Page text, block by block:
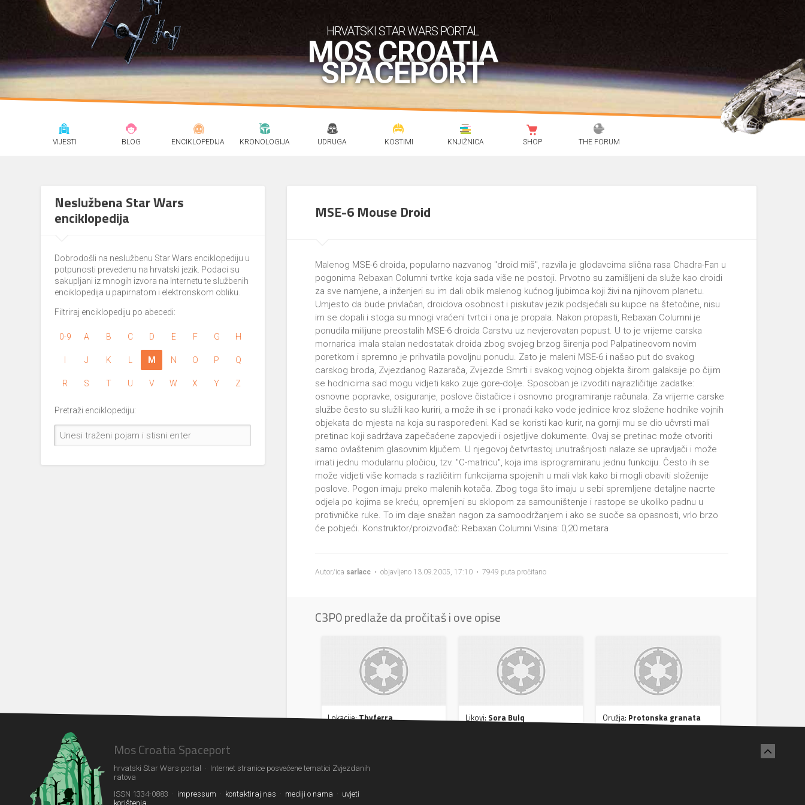
HRVATSKI STAR WARS PORTAL
MOS CROATIA
SPACEPORT
VIJESTI BLOG ENCIKLOPEDIJA KRONOLOGIJA UDRUGA KOSTIMI KNJIŽNICA SHOP THE FORUM
Neslužbena Star Wars
enciklopedija
Dobrodošli na neslužbenu Star Wars enciklopediju u
potpunosti prevedenu na hrvatski jezik. Podaci su
sakupljani iz mnogih izvora na Internetu te službenih
enciklopedija u papirnatom i elektronskom obliku.
Filtriraj enciklopediju po abecedi:
0-9 A B C D E F G H
J K M N O P Q
R S T U V W X Y Z
Pretraži enciklopediju:
MSE-6 Mouse Droid
Malenog MSE-6 droida, popularno nazvanog "droid miš", razvila je glodavcima slična rasa Chadra-Fan u
pogonima Rebaxan Columni tvrtke koja sada više ne postoji. Prvotno su zamišljeni da služe kao droidi
za sve namjene, a inženjeri su im dali oblik malenog kućnog ljubimca koji živi na njihovom planetu.
Umjesto da bude privlačan, droidova osobnost i piskutav jezik podsjećali su kupce na štetočine, nisu
im se dopali i stoga su mnogi vraćeni tvrtci i ona je propala. Nakon propasti, Rebaxan Columni je
ponudila milijune preostalih MSE-6 droida Carstvu uz nevjerovatan popust. U to je vrijeme carska
mornarica imala stalan nedostatak droida zbog svojeg brzog širenja pod Palpatineovom novim
poretkom i spremno je prihvatila povoljnu ponudu. Zato je maleni MSE-6 i našao put do svakog
carskog broda, Zvjezdanog Razarača, Zvijezde Smrti i svakog vojnog objekta širom galaksije po čijim
se hodnicima sad mogu vidjeti kako zuje gore-dolje. Sposoban je izvoditi najrazličitije zadatke:
osnovne popravke, osiguranje, poslove čistačice i osnovno programiranje računala. Za vrijeme carske
službe često su služili kao kuriri, a može ih se i pronaći kako vode jedinice kroz složene hodnike vojnih
objekata do mjesta na koja su raspoređeni. Kad se koristi kao kurir, na gornji mu se dio učvrsti mali
pretinac koji sadržava zapečaćene zapovjedi i osjetljive dokumente. Ovaj se pretinac može otvoriti
samo ovlaštenim glasovnim ključem. U njegovoj četvrtastoj unutrašnjosti nalaze se upravljači i može
imati jednu modularnu pločicu, tzv. "C-matricu", koja ima isprogramiranu jednu funkciju. Često ih se
može vidjeti više komada s različitim funkcijama spojenih u mali vlak kako bi mogli obaviti složenije
poslove. Pogon imaju preko malenih kotača. Zbog toga što imaju u sebi spremljene detaljne nacrte
odjela po kojima se kreću, opremljeni su sklopom za samouništenje i rastope se ukoliko padnu u
protivničke ruke. To im daje snažan nagon za samoodržanjem i ako se suoče sa opasnosti, vrlo brzo
će pobjeći. Konstruktor/proizvođač: Rebaxan Columni Visina: 0,20 metara
Autor/ica sarlacc • objavljeno 13.09.2005, 17:10 • 7949 puta pročitano
C3P0 predlaže da pročitaš i ove opise
Lokacije:Thyferra Likovi: Sora Bulq Oružja: Protonska granata
Mos Croatia Spaceport
hrvatski Star Wars portal · Internet stranice posvećene tematici Zvjezdanih
ratova
ISSN 1334-0883 · impressum · kontaktiraj nas · mediji o nama · uvjeti
korištenja